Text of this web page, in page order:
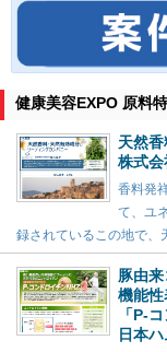
健康美容EXPO 原料
天然
株式
香料発
て、ユ
録されているこの地で、
豚由
機能
「P-
日本